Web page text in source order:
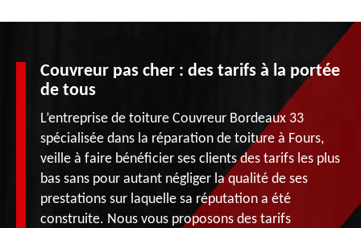
Couvreur pas cher : des tarifs à la portée
de tous
L’entreprise de toiture Couvreur Bordeaux 33
spécialisée dans la réparation de toiture à Fours,
veille à faire bénéficier ses clients des tarifs les plus
bas sans pour autant négliger la qualité de ses
prestations sur laquelle sa réputation a été
construite. Nous vous proposons des tarifs